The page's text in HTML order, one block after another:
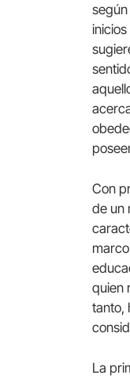
Con
de un
quien
tanto,
La